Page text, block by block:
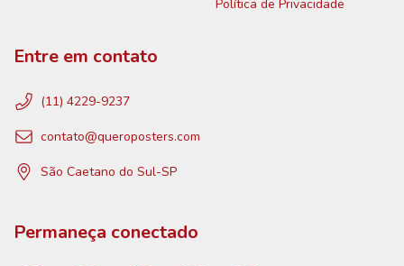
Política de Privacidade
Entre em contato
(11) 4229-9237
contato@queroposters.com
São Caetano do Sul-SP
Permaneça conectado